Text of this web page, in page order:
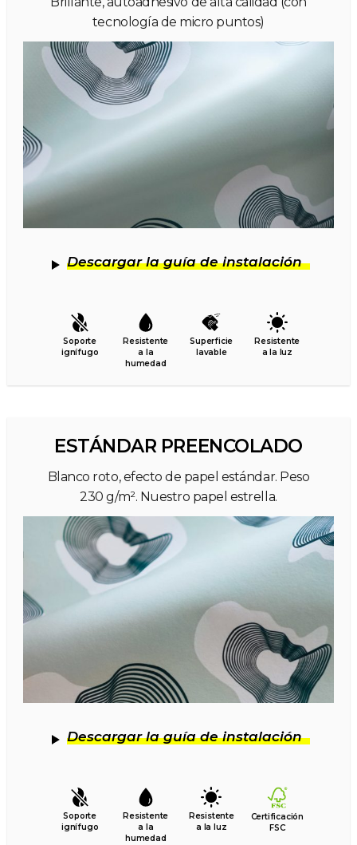
tecnología de micro puntos)
Descargar la guía de instalación
Soporte
ignífugo
Resistente
a la
humedad
Superficie
lavable
Resistente
a la luz
ESTÁNDAR PREENCOLADO
Blanco roto, efecto de papel estándar. Peso
230 g/m². Nuestro papel estrella.
Descargar la guía de instalación
Soporte
ignífugo
Resistente
a la
humedad
Resistente
a la luz
Certificación
FSC